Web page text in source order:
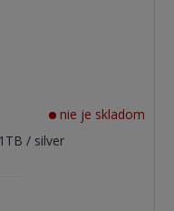
nie je skladom
/ silver